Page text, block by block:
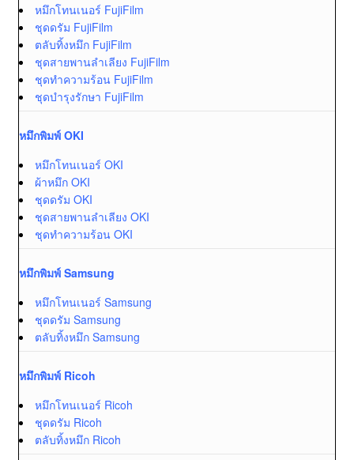
หมึกโทนเนอร์ FujiFilm
ชุดดรัม FujiFilm
ตลับทิ้งหมึก FujiFilm
ชุดสายพานลำเลียง FujiFilm
ชุดทำความร้อน FujiFilm
ชุดบำรุงรักษา FujiFilm
หมึกพิมพ์ OKI
หมึกโทนเนอร์ OKI
ผ้าหมึก OKI
ชุดดรัม OKI
ชุดสายพานลำเลียง OKI
ชุดทำความร้อน OKI
หมึกพิมพ์ Samsung
หมึกโทนเนอร์ Samsung
ชุดดรัม Samsung
ตลับทิ้งหมึก Samsung
หมึกพิมพ์ Ricoh
หมึกโทนเนอร์ Ricoh
ชุดดรัม Ricoh
ตลับทิ้งหมึก Ricoh